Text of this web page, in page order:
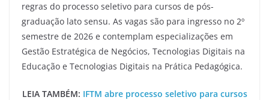
regras do processo seletivo para cursos de pós-
graduação lato sensu. As vagas são para ingresso no 2º
semestre de 2026 e contemplam especializações em
Gestão Estratégica de Negócios, Tecnologias Digitais na
Educação e Tecnologias Digitais na Prática Pedagógica.
LEIA TAMBÉM: IFTM abre processo seletivo para cursos